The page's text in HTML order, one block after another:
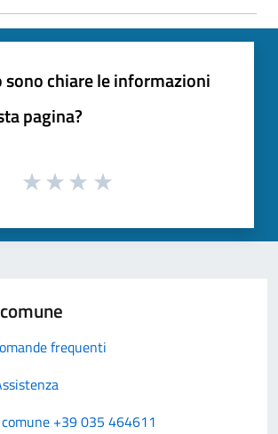
sono chiare le informazioni
pagina?
frequenti
+39 035 464611